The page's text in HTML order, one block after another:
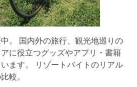
。 国内外の旅行、観光地巡りの
に役立つグッズやアプリ・書籍
ます。 リゾートバイトのリアル
較。